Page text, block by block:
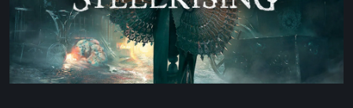
ingranaggi
[Video]